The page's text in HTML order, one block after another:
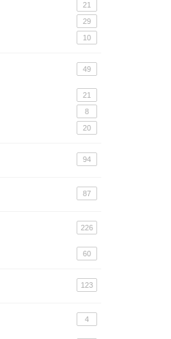
21
29
10
49
21
8
20
94
87
226
60
123
4